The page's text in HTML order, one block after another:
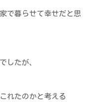
で暮らせて幸せだと思
したが、
れたのかと考える